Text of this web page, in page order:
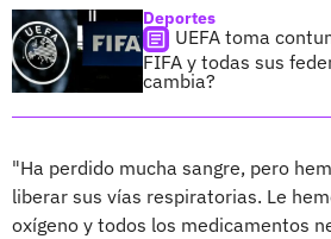
Deportes
UEFA toma
FIFA y todas sus
cambia?
"Ha perdido mucha sangre, pero
liberar sus vías respiratorias. Le
oxígeno y todos los medicamentos